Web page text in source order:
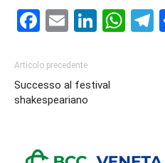
Facebook
Email
Articolo precedente
Successo al festival
shakespeariano